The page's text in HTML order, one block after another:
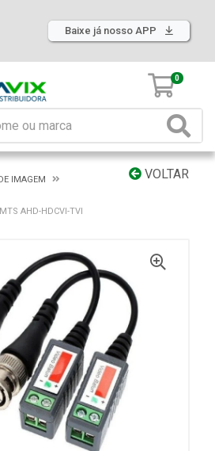
Baixe já nosso APP
0
VOLTAR
IMAGEM
AHD-HDCVI-TVI